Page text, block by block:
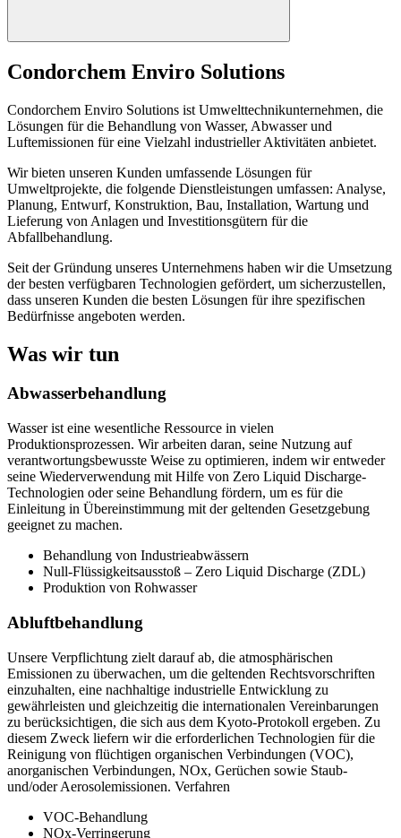
Condorchem Enviro Solutions
Condorchem Enviro Solutions ist Umwelttechnikunternehmen, die
Lösungen für die Behandlung von Wasser, Abwasser und
Luftemissionen für eine Vielzahl industrieller Aktivitäten anbietet.
Wir bieten unseren Kunden umfassende Lösungen für
Umweltprojekte, die folgende Dienstleistungen umfassen: Analyse,
Planung, Entwurf, Konstruktion, Bau, Installation, Wartung und
Lieferung von Anlagen und Investitionsgütern für die
Abfallbehandlung.
Seit der Gründung unseres Unternehmens haben wir die Umsetzung
der besten verfügbaren Technologien gefördert, um sicherzustellen,
dass unseren Kunden die besten Lösungen für ihre spezifischen
Bedürfnisse angeboten werden.
Was wir tun
Abwasserbehandlung
Wasser ist eine wesentliche Ressource in vielen
Produktionsprozessen. Wir arbeiten daran, seine Nutzung auf
verantwortungsbewusste Weise zu optimieren, indem wir entweder
seine Wiederverwendung mit Hilfe von Zero Liquid Discharge-
Technologien oder seine Behandlung fördern, um es für die
Einleitung in Übereinstimmung mit der geltenden Gesetzgebung
geeignet zu machen.
Behandlung von Industrieabwässern
Null-Flüssigkeitsausstoß – Zero Liquid Discharge (ZDL)
Produktion von Rohwasser
Abluftbehandlung
Unsere Verpflichtung zielt darauf ab, die atmosphärischen
Emissionen zu überwachen, um die geltenden Rechtsvorschriften
einzuhalten, eine nachhaltige industrielle Entwicklung zu
gewährleisten und gleichzeitig die internationalen Vereinbarungen
zu berücksichtigen, die sich aus dem Kyoto-Protokoll ergeben. Zu
diesem Zweck liefern wir die erforderlichen Technologien für die
Reinigung von flüchtigen organischen Verbindungen (VOC),
anorganischen Verbindungen, NOx, Gerüchen sowie Staub-
und/oder Aerosolemissionen. Verfahren
VOC-Behandlung
NOx-Verringerung